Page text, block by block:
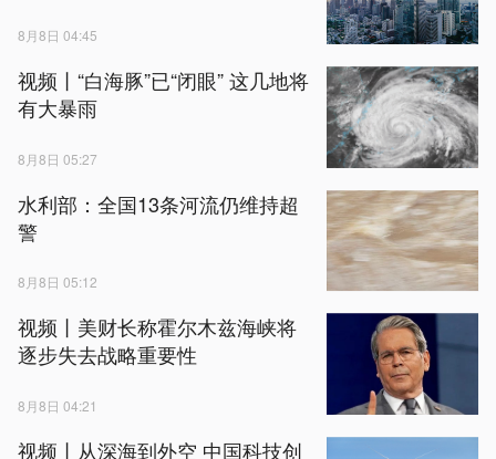
8月8日 04:45
视频丨“白海豚”已“闭眼” 这几地将
有大暴雨
8月8日 05:27
水利部：全国13条河流仍维持超
警
8月8日 05:12
视频丨美财长称霍尔木兹海峡将
逐步失去战略重要性
8月8日 04:21
视频丨从深海到外空 中国科技创